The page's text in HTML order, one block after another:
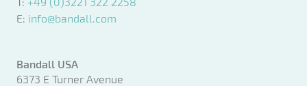
E: info@bandall.com
Bandall USA
6373 E Turner Avenue